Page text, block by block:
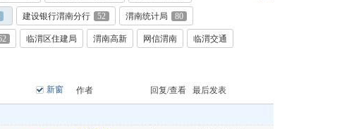
建设银行渭南分行 52 渭南统计局 80
临渭区住建局 渭南高新 网信渭南 临渭交通
新窗 作者 回复/查看 最后发表